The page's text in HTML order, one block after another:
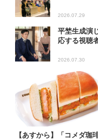
2026.07.29
平埜生成演
応する視聴
2026.07.30
【あすから】「コメダ珈